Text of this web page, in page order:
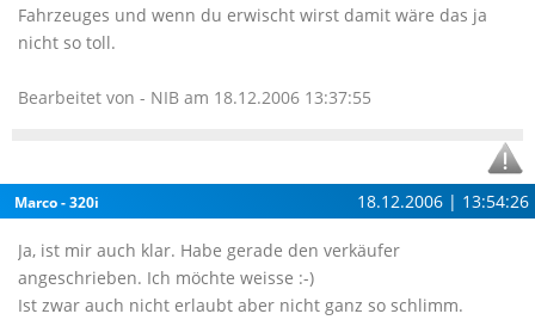
Fahrzeuges und wenn du erwischt wirst damit wäre das ja
nicht so toll.
Bearbeitet von - NIB am 18.12.2006 13:37:55
Marco - 320i 18.12.2006 | 13:54:26
Ja, ist mir auch klar. Habe gerade den verkäufer
angeschrieben. Ich möchte weisse :-)
Ist zwar auch nicht erlaubt aber nicht ganz so schlimm.